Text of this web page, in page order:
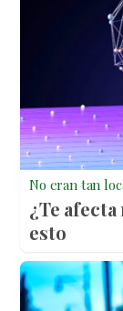
No eran tan
¿Te
esto